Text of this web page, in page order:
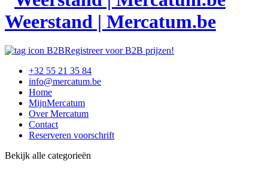
Weerstand | Mercatum.be
Registreer voor B2B prijzen!
+32 55 21 35 84
info@mercatum.be
Home
MijnMercatum
Over Mercatum
Contact
Reserveren voorschrift
Bekijk alle categorieën